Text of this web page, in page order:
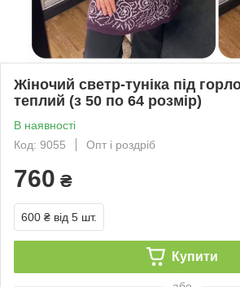
Жіночий светр-туніка під
теплий (з 50 по 64 розмір)
В наявності
Код: 9055
Опт і роздріб
760 ₴
600 ₴ від 5 шт.
Купити